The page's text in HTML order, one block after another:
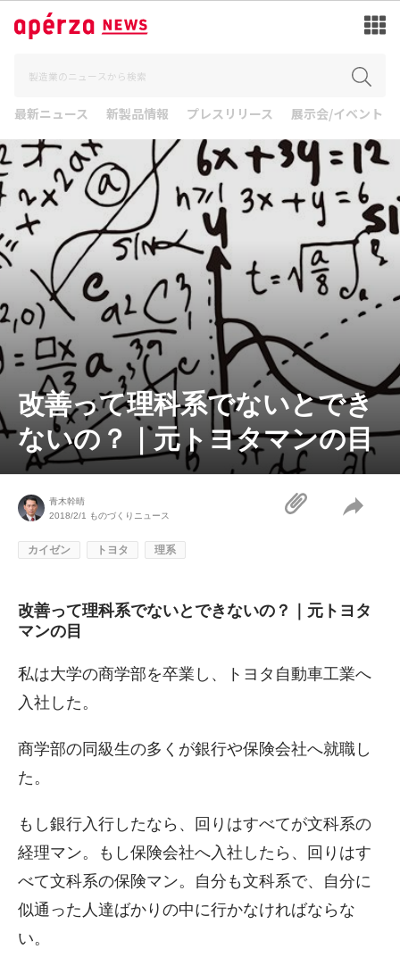
最新ニュース 新製品情報 プレスリリース 展示会/イベント
改善って理科系でないとでき
ないの？｜元トヨタマンの目
青木幹晴
2018/2/1
ものづくりニュース
カイゼン トヨタ 理系
改善って理科系でないとできないの？｜元トヨタ
マンの目
私は大学の商学部を卒業し、トヨタ自動車工業へ
入社した。
商学部の同級生の多くが銀行や保険会社へ就職し
た。
もし銀行入行したなら、回りはすべてが文科系の
経理マン。もし保険会社へ入社したら、回りはす
べて文科系の保険マン。自分も文科系で、自分に
似通った人達ばかりの中に行かなければならな
い。